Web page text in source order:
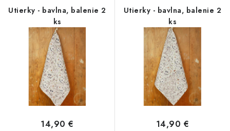
re
Utierky - bavlna, balenie 2
ks
14,90 €
Utierky - bavlna, balenie 2
ks
14,90 €